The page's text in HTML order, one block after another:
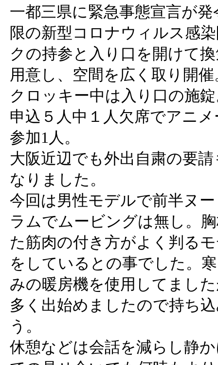
一都三県に緊急事態宣言が
限の新型コロナウィルス感
クの持参と入り口を開けて
用意し、空間を広く取り開催
クロッキー中は入り口の施
申込５人中１人欠席でアニ
参加1人。
大阪近辺でも外出自粛の要
なりました。
今回は男性モデルで前半ヌ
ラムでムービングは無し。
た筋肉の付き方がよく判る
をしているとの事でした。
みの暖房機を使用してまし
多く出始めましたので持ち
う。
休憩などは会話を減らし静